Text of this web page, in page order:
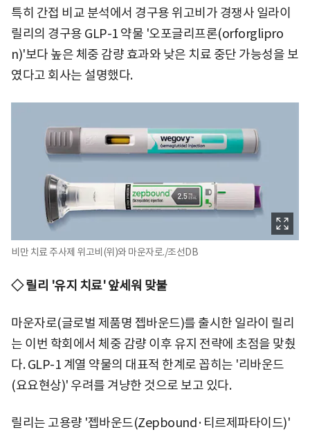
특히 간접 비교 분석에서 경구용 위고비가 경쟁사 일라이
릴리의 경구용 GLP-1 약물 '오포글리프론(orforglipro
n)'보다 높은 체중 감량 효과와 낮은 치료 중단 가능성을 보
였다고 회사는 설명했다.
비만 치료 주사제 위고비(위)와 마운자로./조선DB
◇ 릴리 '유지 치료' 앞세워 맞불
마운자로(글로벌 제품명 젭바운드)를 출시한 일라이 릴리
는 이번 학회에서 체중 감량 이후 유지 전략에 초점을 맞췄
다. GLP-1 계열 약물의 대표적 한계로 꼽히는 '리바운드
(요요현상)' 우려를 겨냥한 것으로 보고 있다.
릴리는 고용량 '젭바운드(Zepbound·티르제파타이드)'